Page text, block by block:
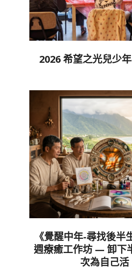
2026 希望之光兒少
《覺醒中年-尋找後半
週療癒工作坊 — 卸下
次為自己活